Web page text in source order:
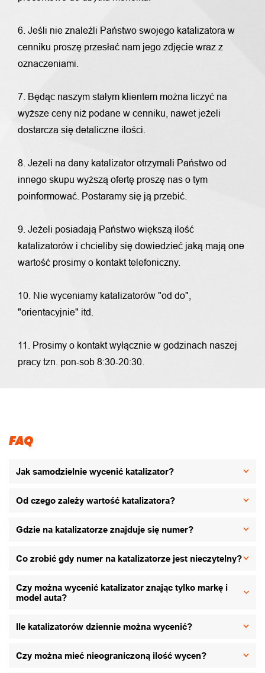
6. Jeśli nie znaleźli Państwo swojego katalizatora w
cenniku proszę przesłać nam jego zdjęcie wraz z
oznaczeniami.
7. Będąc naszym stałym klientem można liczyć na
wyższe ceny niż podane w cenniku, nawet jeżeli
dostarcza się detaliczne ilości.
8. Jeżeli na dany katalizator otrzymali Państwo od
innego skupu wyższą ofertę proszę nas o tym
poinformować. Postaramy się ją przebić.
9. Jeżeli posiadają Państwo większą ilość
katalizatorów i chcieliby się dowiedzieć jaką mają one
wartość prosimy o kontakt telefoniczny.
10. Nie wyceniamy katalizatorów "od do",
"orientacyjnie" itd.
11. Prosimy o kontakt wyłącznie w godzinach naszej
pracy tzn. pon-sob 8:30-20:30.
FAQ
Jak samodzielnie wycenić katalizator?
Od czego zależy wartość katalizatora?
Gdzie na katalizatorze znajduje się numer?
Co zrobić gdy numer na katalizatorze jest nieczytelny?
Czy można wycenić katalizator znając tylko markę i
model auta?
Ile katalizatorów dziennie można wycenić?
Czy można mieć nieograniczoną ilość wycen?